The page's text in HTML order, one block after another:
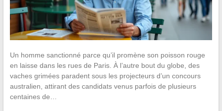
Un homme sanctionné parce qu’il promène son poisson rouge
en laisse dans les rues de Paris. À l’autre bout du globe, des
vaches grimées paradent sous les projecteurs d’un concours
australien, attirant des candidats venus parfois de plusieurs
centaines de…